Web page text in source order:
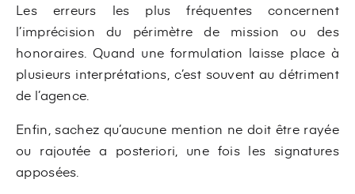
Les erreurs les plus fréquentes concernent
l’imprécision du périmètre de mission ou des
honoraires. Quand une formulation laisse place à
plusieurs interprétations, c’est souvent au détriment
de l’agence.
Enfin, sachez qu’aucune mention ne doit être rayée
ou rajoutée a posteriori, une fois les signatures
apposées.